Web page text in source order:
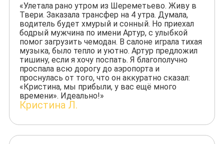
«Улетала рано утром из Шереметьево. Живу в
Твери. Заказала трансфер на 4 утра. Думала,
водитель будет хмурый и сонный. Но приехал
бодрый мужчина по имени Артур, с улыбкой
помог загрузить чемодан. В салоне играла тихая
музыка, было тепло и уютно. Артур предложил
тишину, если я хочу поспать. Я благополучно
проспала всю дорогу до аэропорта и
проснулась от того, что он аккуратно сказал:
«Кристина, мы прибыли, у вас ещё много
времени». Идеально!»
Кристина Л.